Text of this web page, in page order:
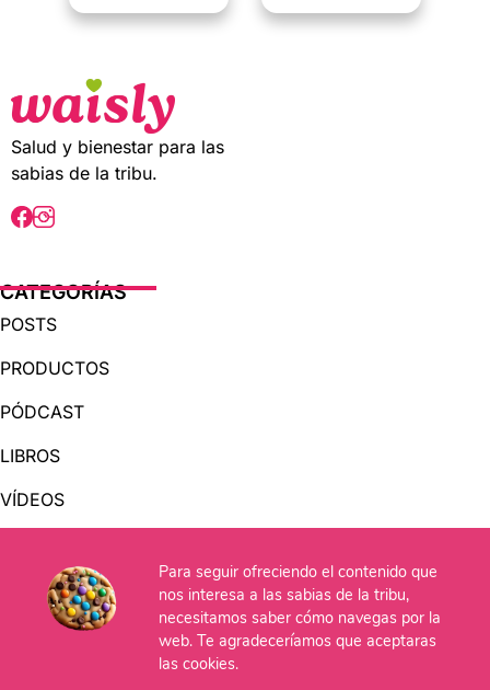
0
o
f
5
0
Salud y bienestar para las
sabias de la tribu.
CATEGORÍAS
POSTS
PRODUCTOS
PÓDCAST
LIBROS
VÍDEOS
OTRAS PÁGINAS
Para seguir ofreciendo el contenido que
nos interesa a las sabias de la tribu,
necesitamos saber cómo navegas por la
web. Te agradeceríamos que aceptaras
las cookies.